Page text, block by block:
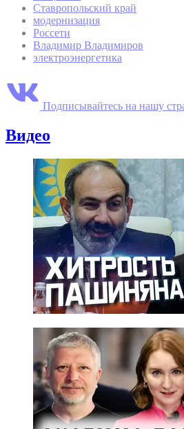
Ставропольский край
модернизация
Россети
Владимир Владимиров
электроэнергетика
Подписывайтесь на нашу
Видео